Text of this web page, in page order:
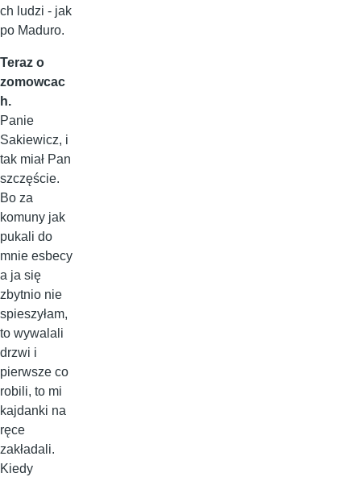
ch ludzi - jak
po Maduro.
Teraz o
zomowcac
h.
Panie
Sakiewicz, i
tak miał Pan
szczęście.
Bo za
komuny jak
pukali do
mnie esbecy
a ja się
zbytnio nie
spieszyłam,
to wywalali
drzwi i
pierwsze co
robili, to mi
kajdanki na
ręce
zakładali.
Kiedy